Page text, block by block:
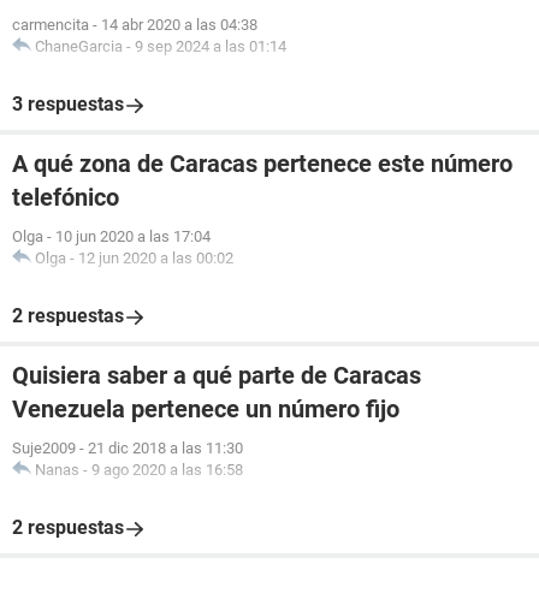
carmencita - 14 abr 2020 a las 04:38
ChaneGarcia - 9 sep 2024 a las 01:14
3 respuestas
A qué zona de Caracas pertenece este número
telefónico
Olga - 10 jun 2020 a las 17:04
Olga - 12 jun 2020 a las 00:02
2 respuestas
Quisiera saber a qué parte de Caracas
Venezuela pertenece un número fijo
Suje2009 - 21 dic 2018 a las 11:30
Nanas - 9 ago 2020 a las 16:58
2 respuestas